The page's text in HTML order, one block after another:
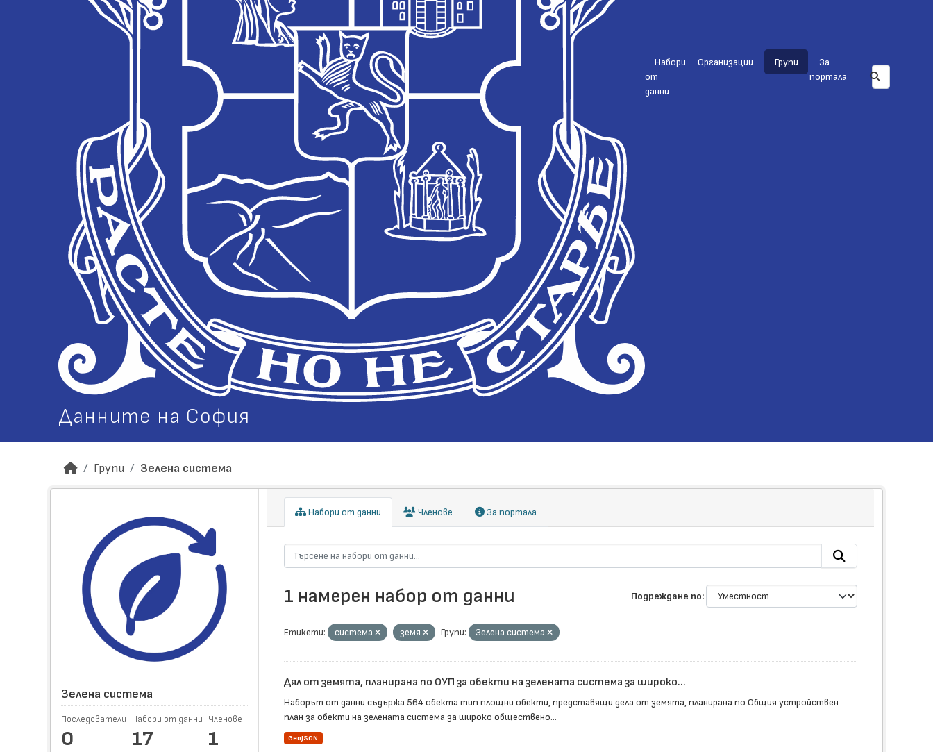
Данните на София
Набори
от
данни
Организации Групи
За
портала
Групи Зелена система
Зелена система
Последователи
0
Набори от данни
17
Членове
1
Набори от данни Членове За портала
Подреждане по
1 намерен набор от данни
Етикети: система земя Групи: Зелена система
Дял от земята, планирана по ОУП за обекти на зелената система за широко...
Наборът от данни съдържа 564 обекта тип площни обекти, представящи дела от земята, планирана по Общия устройствен
план за обекти на зелената система за широко обществено...
GeoJSON